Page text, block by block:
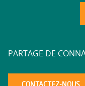
PARTAGE DE